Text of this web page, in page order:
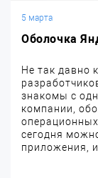
5 марта
Оболочка
Не так давно
знакомы с
компании,
сегодня
приложения,